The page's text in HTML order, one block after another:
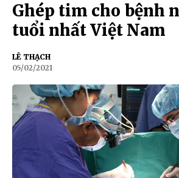
Ghép tim cho bệnh
tuổi nhất Việt Nam
LÊ THẠCH
05/02/2021